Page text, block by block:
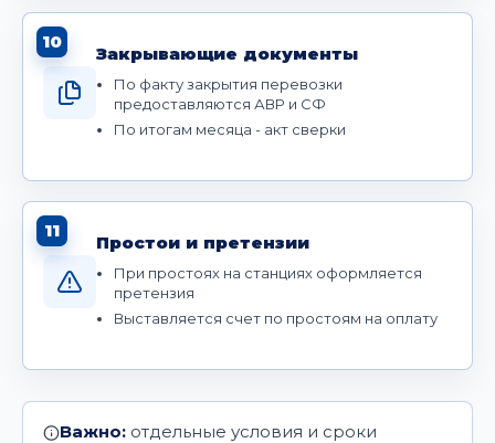
10
Закрывающие документы
По факту закрытия перевозки
предоставляются АВР и СФ
По итогам месяца - акт сверки
11
Простои и претензии
При простоях на станциях оформляется
претензия
Выставляется счет по простоям на оплату
Важно: отдельные условия и сроки